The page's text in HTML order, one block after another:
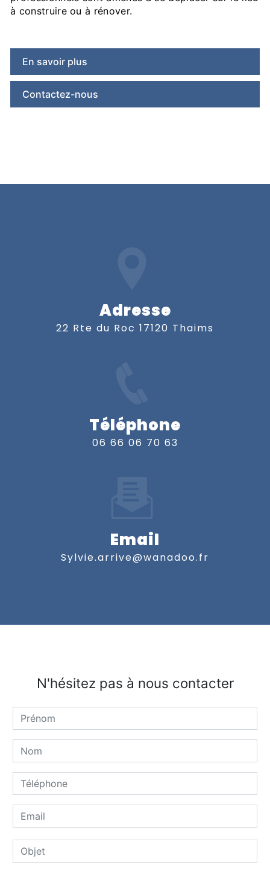
à construire ou à rénover.
En savoir plus
Contactez-nous
Adresse
22 Rte du Roc 17120 Thaims
Téléphone
06 66 06 70 63
Email
sylvie.arrive@wanadoo.fr
N'hésitez pas à nous contacter